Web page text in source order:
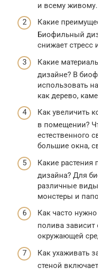
и всему живому.
Какие
Биофильный
снижает стресс
Какие
дизайне? В
использовать
как дерево,
Как увеличить
в помещении?
естественного
большие окна,
Какие растения
дизайна? Для
различные
монстеры и
Как часто
полива зависит
окружающей
Как ухаживать
стеной